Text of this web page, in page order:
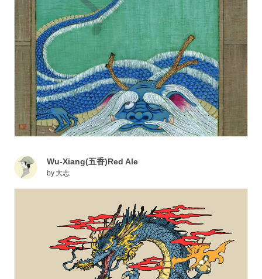
Wu-Xiang(五香)Red Ale
by 大志